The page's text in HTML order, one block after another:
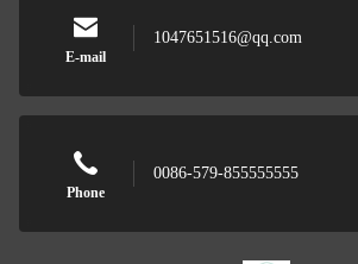
E-mail
1047651516@qq.com
Phone
0086-579-855555555